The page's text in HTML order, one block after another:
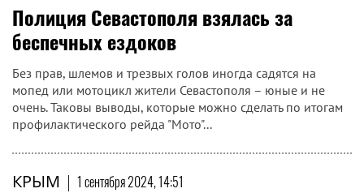
Полиция Севастополя взялась за
беспечных ездоков
Без прав, шлемов и трезвых голов иногда садятся на
мопед или мотоцикл жители Севастополя – юные и не
очень. Таковы выводы, которые можно сделать по итогам
профилактического рейда "Мото"...
КРЫМ | 1 сентября 2024, 14:51